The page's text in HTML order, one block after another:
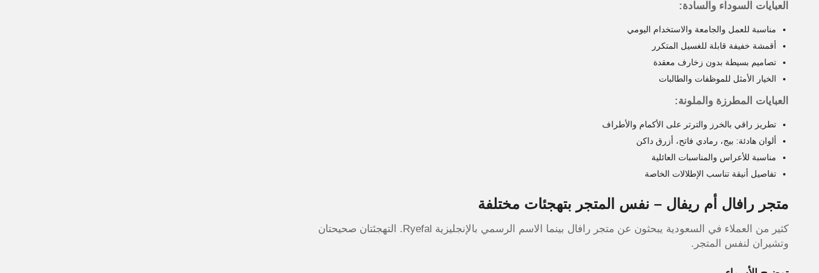
العبايات السوداء والسادة:
مناسبة للعمل والجامعة والاستخدام اليومي
أقمشة خفيفة قابلة للغسيل المتكرر
تصاميم بسيطة بدون زخارف معقدة
الخيار الأمثل للموظفات والطالبات
العبايات المطرزة والملونة:
تطريز راقي بالخرز والترتر على الأكمام والأطراف
ألوان هادئة: بيج، رمادي فاتح، أزرق داكن
مناسبة للأعراس والمناسبات العائلية
تفاصيل أنيقة تناسب الإطلالات الخاصة
متجر رافال أم ريفال – نفس المتجر بتهجئات مختلفة
كثير من العملاء في السعودية يبحثون عن متجر رافال بينما الاسم الرسمي بالإنجليزية Ryefal. التهجئتان صحيحتان
وتشيران لنفس المتجر.